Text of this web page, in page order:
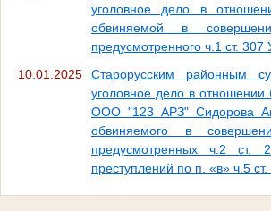
уголовное дело в
обвиняемой в
предусмотренного ч.1 ст.
10.01.2025
Старорусским районным
уголовное дело в
ООО "123 АРЗ" Сидорова
обвиняемого в
предусмотренных ч.2
преступлений по п. «в» ч.5